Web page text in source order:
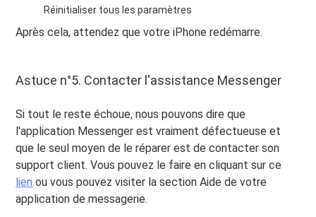
Réinitialiser tous les paramètres
Après cela, attendez que votre iPhone redémarre.
Astuce n°5. Contacter l'assistance Messenger
Si tout le reste échoue, nous pouvons dire que
l'application Messenger est vraiment défectueuse et
que le seul moyen de le réparer est de contacter son
support client. Vous pouvez le faire en cliquant sur ce
lien ou vous pouvez visiter la section Aide de votre
application de messagerie.